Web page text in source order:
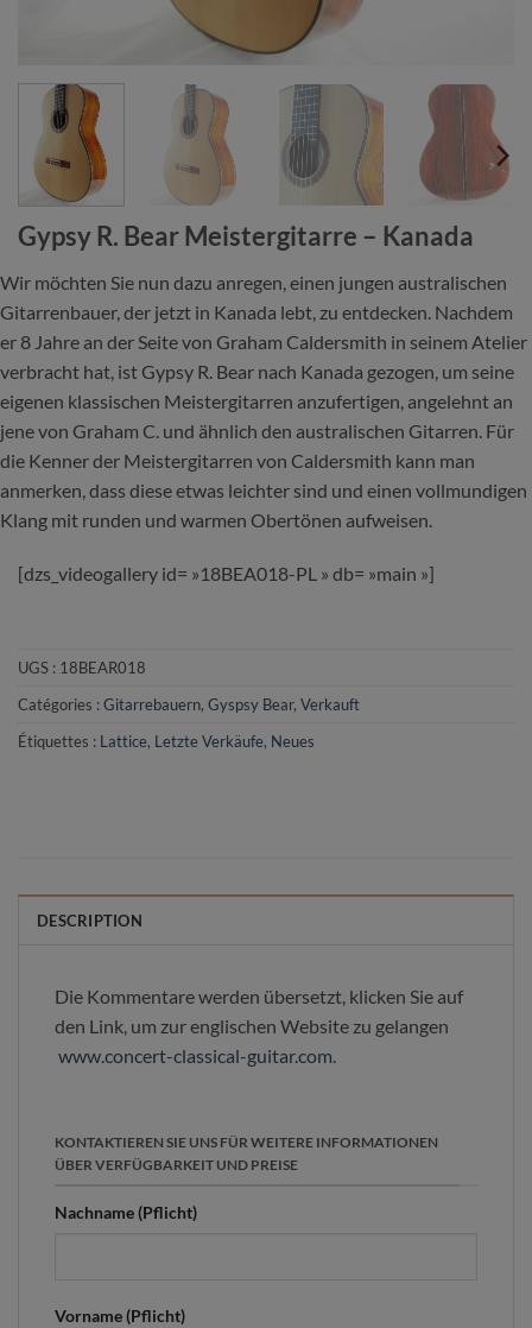
Gypsy R. Bear Meistergitarre – Kanada
Wir möchten Sie nun dazu anregen, einen jungen australischen
Gitarrenbauer, der jetzt in Kanada lebt, zu entdecken. Nachdem
er 8 Jahre an der Seite von Graham Caldersmith in seinem Atelier
verbracht hat, ist Gypsy R. Bear nach Kanada gezogen, um seine
eigenen klassischen Meistergitarren anzufertigen, angelehnt an
jene von Graham C. und ähnlich den australischen Gitarren. Für
die Kenner der Meistergitarren von Caldersmith kann man
anmerken, dass diese etwas leichter sind und einen vollmundigen
Klang mit runden und warmen Obertönen aufweisen.
[dzs_videogallery id= »18BEA018-PL » db= »main »]
UGS : 18BEAR018
Catégories :Gitarrebauern, Gyspsy Bear, Verkauft
Étiquettes : Lattice, Letzte Verkäufe, Neues
DESCRIPTION
Die Kommentare werden übersetzt, klicken Sie auf
den Link, um zur englischen Website zu gelangen
www.concert-classical-guitar.com.
KONTAKTIEREN SIE UNS FÜR WEITERE INFORMATIONEN
ÜBER VERFÜGBARKEIT UND PREISE
Nachname (Pflicht)
Vorname (Pflicht)